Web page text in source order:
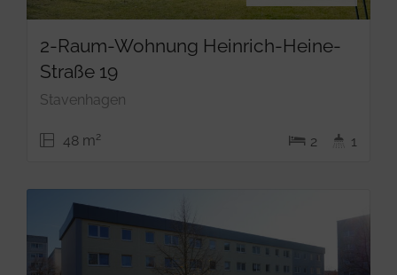
2-Raum-Wohnung Heinrich-Heine-
Straße 19
Stavenhagen
48 m2 2 1